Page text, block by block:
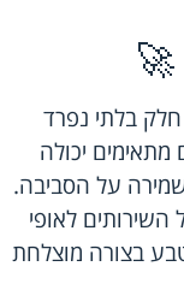
🚀
חלק בלתי נפרד
יכולה
על הסביבה.
השירותים לאופי
בצורה מוצלחת